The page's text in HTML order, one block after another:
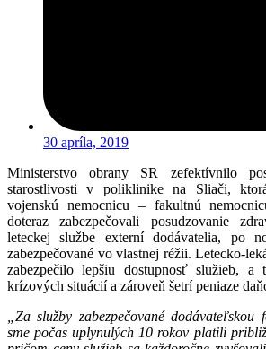
30 apríla, 2019
Ministerstvo obrany SR zefektívnilo
starostlivosti v poliklinike na Sliači,
vojenskú nemocnicu – fakultnú
doteraz zabezpečovali posudzovanie
leteckej službe externí dodávatelia, po
zabezpečované vo vlastnej réžii. Letecko-
zabezpečilo lepšiu dostupnosť služieb, a
krízových situácií a zároveň šetrí peniaze
„Za služby zabezpečované
sme počas uplynulých 10 rokov platili